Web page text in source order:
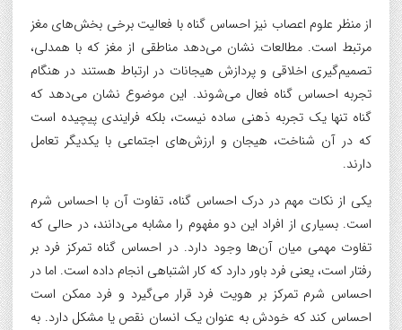
از منظر علوم اعصاب نیز احساس گناه با فعالیت برخی بخش‌های مغز
مرتبط است. مطالعات نشان می‌دهد مناطقی از مغز که با همدلی،
تصمیم‌گیری اخلاقی و پردازش هیجانات در ارتباط هستند در هنگام
تجربه احساس گناه فعال می‌شوند. این موضوع نشان می‌دهد که
گناه تنها یک تجربه ذهنی ساده نیست، بلکه فرایندی پیچیده است
که در آن شناخت، هیجان و ارزش‌های اجتماعی با یکدیگر تعامل
دارند.
یکی از نکات مهم در درک احساس گناه، تفاوت آن با احساس شرم
است. بسیاری از افراد این دو مفهوم را مشابه می‌دانند، در حالی که
تفاوت مهمی میان آن‌ها وجود دارد. در احساس گناه تمرکز فرد بر
رفتار است، یعنی فرد باور دارد که کار اشتباهی انجام داده است. اما در
احساس شرم تمرکز بر هویت فرد قرار می‌گیرد و فرد ممکن است
احساس کند که خودش به عنوان یک انسان نقص یا مشکل دارد. به